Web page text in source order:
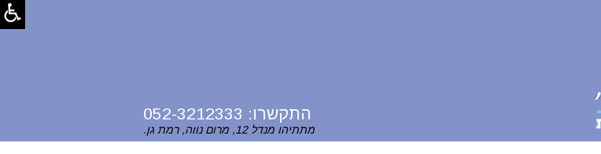
התקשרו: 052-3212333
מתתיהו מנדל 12, מרום נווה, רמת גן.